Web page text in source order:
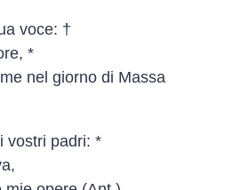
voce: †
*
nel giorno di Massa
vostri padri: *